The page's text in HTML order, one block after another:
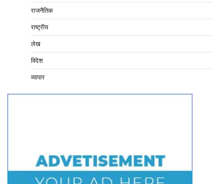
राजनैतिक
राष्ट्रीय
लेख
विदेश
व्यापार